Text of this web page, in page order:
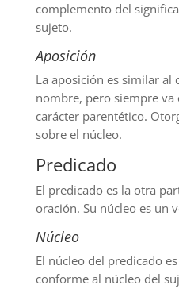
complemento del
sujeto.
Aposición
La aposición es similar al
nombre, pero siempre va
carácter parentético.
sobre el núcleo.
Predicado
El predicado es la otra
oración. Su núcleo es un
Núcleo
El núcleo del predicado
conforme al núcleo del